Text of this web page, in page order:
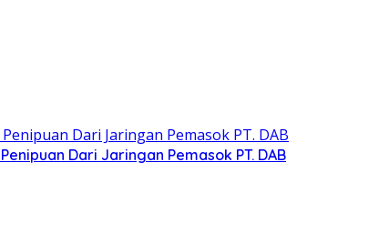
Dari Jaringan Pemasok PT. DAB